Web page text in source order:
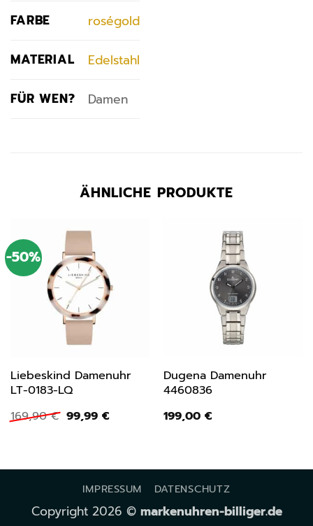
FARBE roségold
MATERIAL Edelstahl
FÜR WEN? Damen
ÄHNLICHE PRODUKTE
-50%
Liebeskind Damenuhr
LT-0183-LQ
169,90€ Ursprünglicher
Preis
99,99 €Aktueller
Dugena Damenuhr
4460836
199,00 €
IMPRESSUM DATENSCHUTZ
Copyright 2026 © markenuhren-billiger.de